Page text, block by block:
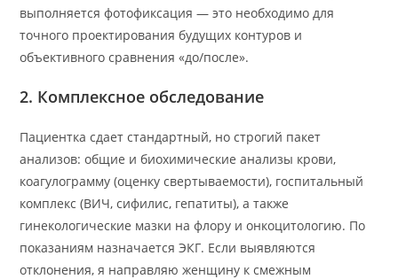
выполняется фотофиксация — это необходимо для
точного проектирования будущих контуров и
объективного сравнения «до/после».
2. Комплексное обследование
Пациентка сдает стандартный, но строгий пакет
анализов: общие и биохимические анализы крови,
коагулограмму (оценку свертываемости), госпитальный
комплекс (ВИЧ, сифилис, гепатиты), а также
гинекологические мазки на флору и онкоцитологию. По
показаниям назначается ЭКГ. Если выявляются
отклонения, я направляю женщину к смежным